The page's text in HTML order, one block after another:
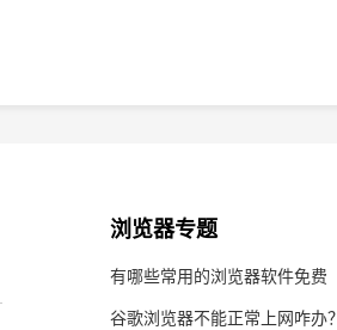
浏览器专题
有哪些常用的浏览器软件免费
谷歌浏览器不能正常上网咋办？